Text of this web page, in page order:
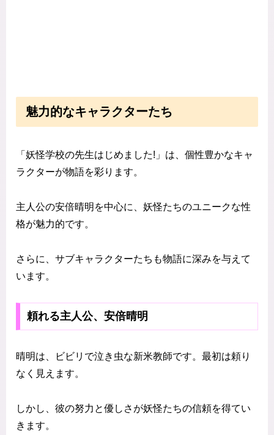
魅力的なキャラクターたち
「妖怪学校の先生はじめました!」は、個性豊かなキャ
ラクターが物語を彩ります。
主人公の安倍晴明を中心に、妖怪たちのユニークな性
格が魅力的です。
さらに、サブキャラクターたちも物語に深みを与えて
います。
頼れる主人公、安倍晴明
晴明は、ビビリで泣き虫な新米教師です。最初は頼り
なく見えます。
しかし、彼の努力と優しさが妖怪たちの信頼を得てい
きます。